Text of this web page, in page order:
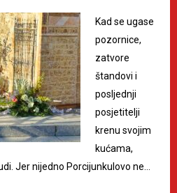
Kad se ugase
pozornice,
zatvore
štandovi i
posljednji
posjetitelji
krenu svojim
kućama,
Jer nijedno Porcijunkulovo ne…